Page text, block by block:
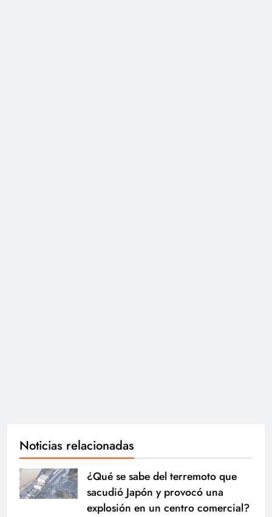
Noticias relacionadas
¿Qué se sabe del terremoto que
sacudió Japón y provocó una
explosión en un centro comercial?